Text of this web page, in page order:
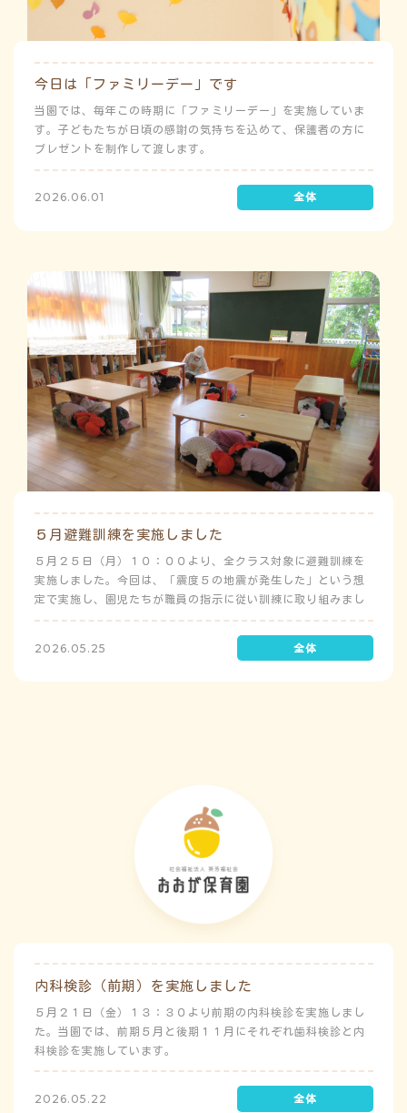
今日は「ファミリーデー」です
当園では、毎年この時期に「ファミリーデー」を実施していま
す。子どもたちが日頃の感謝の気持ちを込めて、保護者の方に
プレゼントを制作して渡します。
2026.06.01
５月避難訓練を実施しました
５月２５日（月）１０：００より、全クラス対象に避難訓練を
実施しました。今回は、「震度５の地震が発生した」という想
定で実施し、園児たちが職員の指示に従い訓練に取り組みまし
た。前庭（駐車場）に全体集合をして人数確認をした後、各ク
ラスに戻り、主担任が防災関係の講話をしました。 ※当園は、
地震発生時は敷地内に避難することを想定（敷地面積が広いた
2026.05.25
内科検診（前期）を実施しました
５月２１日（金）１３：３０より前期の内科検診を実施しまし
た。当園では、前期５月と後期１１月にそれぞれ歯科検診と内
科検診を実施しています。
2026.05.22
ゅう